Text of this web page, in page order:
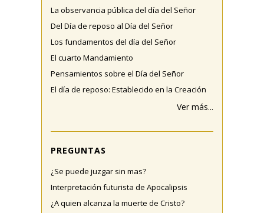
La observancia pública del día del Señor
Del Día de reposo al Día del Señor
Los fundamentos del día del Señor
El cuarto Mandamiento
Pensamientos sobre el Día del Señor
El día de reposo: Establecido en la Creación
Ver más...
PREGUNTAS
¿Se puede juzgar sin mas?
Interpretación futurista de Apocalipsis
¿A quien alcanza la muerte de Cristo?